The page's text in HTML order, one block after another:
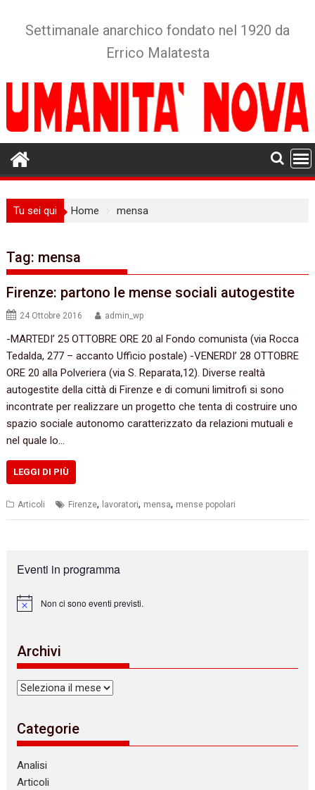
Settimanale anarchico fondato nel 1920 da
Errico Malatesta
Tu sei qui Home mensa
Tag: mensa
Firenze: partono le mense sociali autogestite
24 Ottobre 2016 admin_wp
-MARTEDI’ 25 OTTOBRE ORE 20 al Fondo comunista (via Rocca
Tedalda, 277 – accanto Ufficio postale) -VENERDI’ 28 OTTOBRE
ORE 20 alla Polveriera (via S. Reparata,12). Diverse realtà
autogestite della città di Firenze e di comuni limitrofi si sono
incontrate per realizzare un progetto che tenta di costruire uno
spazio sociale autonomo caratterizzato da relazioni mutuali e
nel quale lo…
LEGGI DI PIÙ
Articoli Firenze, lavoratori, mensa, mense popolari
Eventi in programma
N
c
e
Non ci sono eventi previsti.
Archivi
Archivi
Categorie
Analisi
Articoli